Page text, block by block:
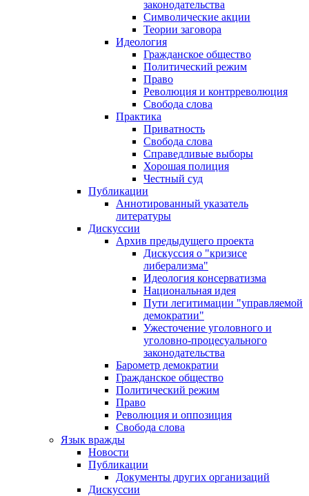
законодательства
Символические акции
Теории заговора
Идеология
Гражданское общество
Политический режим
Право
Революция и контрреволюция
Свобода слова
Практика
Приватность
Свобода слова
Справедливые выборы
Хорошая полиция
Честный суд
Публикации
Аннотированный указатель
литературы
Дискуссии
Архив предыдущего проекта
Дискуссия о "кризисе
либерализма"
Идеология консерватизма
Национальная идея
Пути легитимации "управляемой
демократии"
Ужесточение уголовного и
уголовно-процесуального
законодательства
Барометр демократии
Гражданское общество
Политический режим
Право
Революция и оппозиция
Свобода слова
Язык вражды
Новости
Публикации
Документы других организаций
Дискуссии